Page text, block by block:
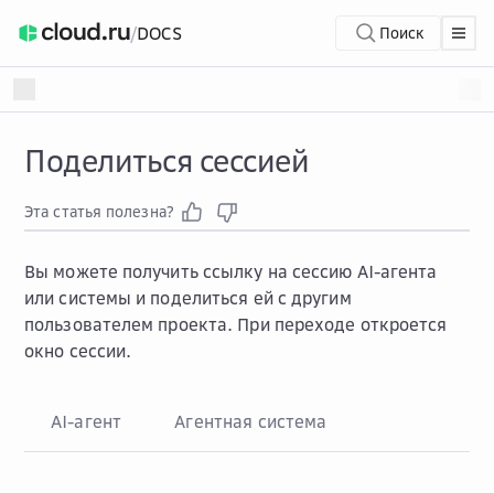
/DOCS Поиск
Поделиться сессией
Эта статья полезна?
Вы можете получить ссылку на сессию AI-агента
или системы и поделиться ей с другим
пользователем проекта. При переходе откроется
окно сессии.
AI-агент Агентная система